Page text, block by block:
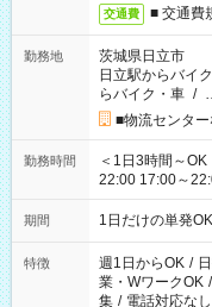
交通費 ■ 交通費
勤務地
茨城県日立市
日立駅からバイ
らバイク・車 /
■物流センタ
勤務時間
＜1日3時間～OK！＞ ▼ 例えば… ▼ 15:00～
22:00 17:00～22:00 など こちら以外の時間
ださい！
期間 1日だけの単発
特徴 週1日からOK /
業・WワークOK /
集 / 電話対応なし